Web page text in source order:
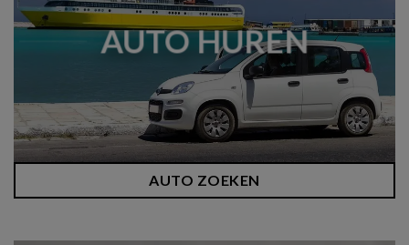
AUTO HUREN
AUTO ZOEKEN